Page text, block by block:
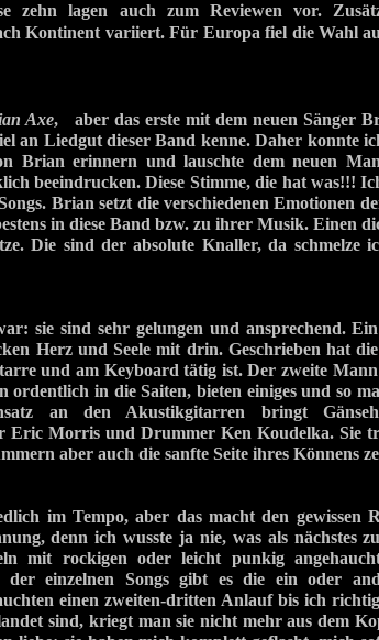
zehn lagen auch zum Reviewen vor.
Kontinent variiert. Für Europa fiel die Wahl
Axe, aber das erste mit dem neuen Sänger
an Liedgut dieser Band kenne. Daher konnte
Brian erinnern und lauschte dem neuen
beeindrucken. Diese Stimme, die hat was!!!
Brian setzt die verschiedenen Emotionen
in diese Band bzw. zu ihrer Musik. Einen
Die sind der absolute Knaller, da schmelze
sie sind sehr gelungen und ansprechend.
Herz und Seele mit drin. Geschrieben hat
und am Keyboard tätig ist. Der zweite
ordentlich in die Saiten, bieten einiges und so
an den Akustikgitarren bringt
Eric Morris und Drummer Ken Koudelka. Sie
aber auch die sanfte Seite ihres Könnens
im Tempo, aber das macht den gewissen
denn ich wusste ja nie, was als nächstes
mit rockigen oder leicht punkig
einzelnen Songs gibt es die ein oder
einen zweiten-dritten Anlauf bis ich
sind, kriegt man sie nicht mehr aus dem